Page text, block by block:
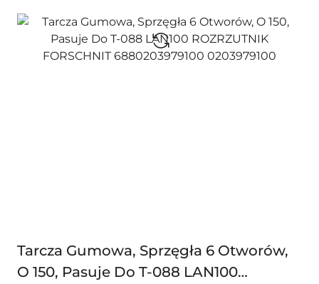
Tarcza Gumowa, Sprzęgła 6 Otworów,
O 150, Pasuje Do T-088 LAN100